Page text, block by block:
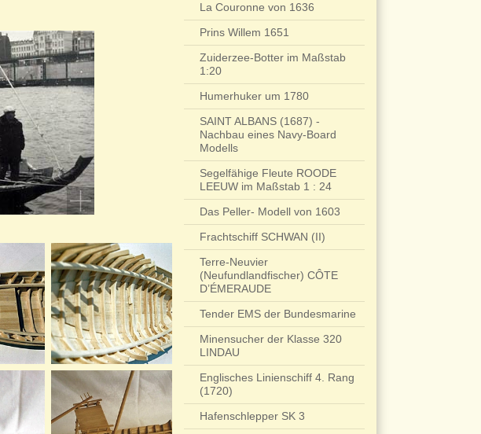
La Couronne von 1636
Prins Willem 1651
Zuiderzee-Botter im Maßstab
1:20
Humerhuker um 1780
SAINT ALBANS (1687) -
Nachbau eines Navy-Board
Modells
Segelfähige Fleute ROODE
LEEUW im Maßstab 1 : 24
Das Peller- Modell von 1603
Frachtschiff SCHWAN (II)
Terre-Neuvier
(Neufundlandfischer) CÔTE
D’ÉMERAUDE
Tender EMS der Bundesmarine
Minensucher der Klasse 320
LINDAU
Englisches Linienschiff 4. Rang
(1720)
Hafenschlepper SK 3